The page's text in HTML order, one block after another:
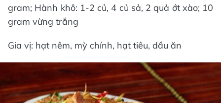
gram; Hành khô: 1-2 củ, 4 củ sả, 2 quả ớt xào; 10
gram vừng trắng
Gia vị: hạt nêm, mỳ chính, hạt tiêu, dầu ăn